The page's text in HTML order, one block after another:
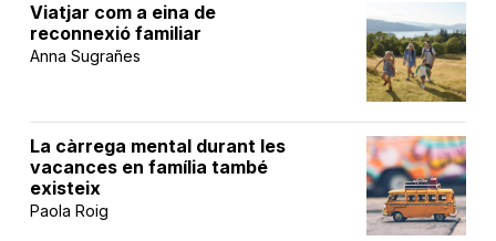
Viatjar com a eina de
reconnexió familiar
Anna Sugrañes
La càrrega mental durant les
vacances en família també
existeix
Paola Roig